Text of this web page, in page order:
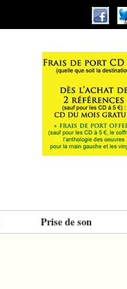
Prise de son